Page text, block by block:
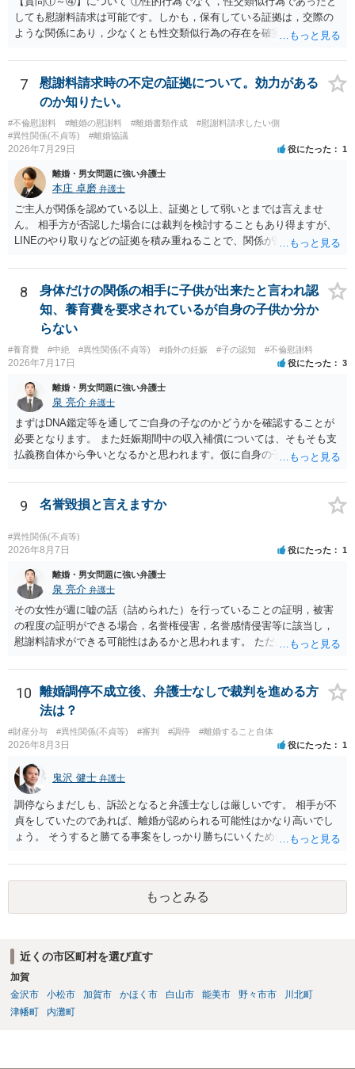
しても慰謝料請求は可能です。しかも，保有している証拠は，交際の
ような関係にあり，少なくとも性交類似行為の存在を確実に証明でき
ことを窺わせるものです。）。ですから，慰謝料請求を進めることで
よいと思います。 ただ．慰謝料額については，婚姻破綻に至っていな
いとして，この点を考慮されることになるかもしれません。 ②夫との
今後のことを考えて書いてもらうか否かを検討するのがよいと思いま
す。今ある証拠以上のことを証明（証明力を強めることも含む）でき
るのであれば，前向きに検討を進めるという考え方でもよいでしょ
値と夫との関係との均衡のように思います。 ③行政書士に委任をして
いるのであれば，どのような内容の委任なのか不明ですが，その行政
書士との協議になると思います。請求するか，訴訟にするか，その点
の見極めや，相手方は性交類似行為は認めているのか，それさえも否
定しているのかによって，考え方・進め方は変わってくると思いま
あれば，本人（行政書士でも同じだと思います。）への対応ではあま
り変わらないように思います。減額で折り合えるなら本人様の交渉で
もよいように思いますが，ゼロかどうかの観点であれば，訴訟に進む
しかなくなるようにも思います。そうしますと，お近くの弁護士に相
談して進めることを検討した方がよいようにも思います。
7
慰謝料請求時の不定の証拠について。効力がある
のか知りたい。
#不倫慰謝料 #離婚の慰謝料 #離婚書類作成
#慰謝料請求したい側
#異性関係(不貞等)
#離婚協議
2026年7月29日 役にたった 1
離婚・男女問題に強い弁護士
本庄 卓磨 弁護士
ご主人が関係を認めている以上、証拠として弱いとまでは言えませ
ん。 相手方が否認した場合には裁判を検討することもあり得ますが、
LINEのやり取りなどの証拠を積み重ねることで、関係が認定される余
個別の事情によりますので、お早めに弁護士に相談されることをおす
すめします。
8
身体だけの関係の相手に子供が出来たと言われ認
知、養育費を要求されているが自身の子供か分か
らない
#養育費 #中絶 #異性関係(不貞等) #婚外の妊娠 #子の認知 #不倫慰謝料
2026年7月17日 役にたった 3
離婚・男女問題に強い弁護士
泉 亮介 弁護士
まずはDNA鑑定等を通してご自身の子なのかどうかを確認することが
必要となります。 また妊娠期間中の収入補償については、そもそも支
払義務自体から争いとなるかと思われます。仮に自身の子であったと
相手に弁護士がついているということであれば、依頼をするかしない
かは別として一度ご自身も個別に弁護士に相談をされたほうが良いで
9 名誉毀損と言えますか
#異性関係(不貞等)
2026年8月7日 役にたった 1
離婚・男女問題に強い弁護士
泉 亮介 弁護士
その女性が週に嘘の話（詰められた）を行っていることの証明，被害
の程度の証明ができる場合，名誉権侵害，名誉感情侵害等に該当し，
慰謝料請求ができる可能性はあるかと思われます。 ただ弁護士費用を
た方が良いでしょう。
10
離婚調停不成立後、弁護士なしで裁判を進める方
法は？
#財産分与 #異性関係(不貞等) #審判 #調停 #離婚すること自体
2026年8月3日 役にたった 1
鬼沢 健士 弁護士
調停ならまだしも、訴訟となると弁護士なしは厳しいです。 相手が不
貞をしていたのであれば、離婚が認められる可能性はかなり高いでし
ょう。 そうすると勝てる事案をしっかり勝ちにいくためにも弁護士委
もっとみる
近くの市区町村を選び直す
加賀
金沢市
小松市 加賀市 かほく市 白山市 能美市 野々市市
川北町
津幡町
内灘町